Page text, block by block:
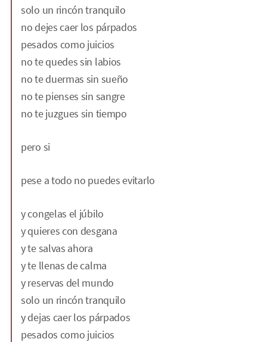
solo un rincón tranquilo
no dejes caer los párpados
pesados como juicios
no te quedes sin labios
no te duermas sin sueño
no te pienses sin sangre
no te juzgues sin tiempo
pero si
pese a todo no puedes evitarlo
y congelas el júbilo
y quieres con desgana
y te salvas ahora
y te llenas de calma
y reservas del mundo
solo un rincón tranquilo
y dejas caer los párpados
pesados como juicios